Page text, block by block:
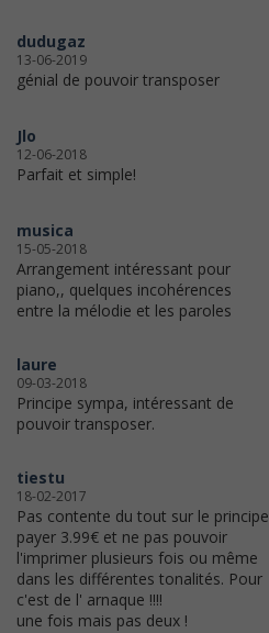
dudugaz
13-06-2019
génial de pouvoir transposer
Jlo
12-06-2018
Parfait et simple!
musica
15-05-2018
Arrangement intéressant pour
piano,, quelques incohérences
entre la mélodie et les paroles
laure
09-03-2018
Principe sympa, intéressant de
pouvoir transposer.
tiestu
18-02-2017
Pas contente du tout sur le principe
payer 3.99€ et ne pas pouvoir
l'imprimer plusieurs fois ou même
dans les différentes tonalités. Pour
c'est de l' arnaque !!!!
une fois mais pas deux !